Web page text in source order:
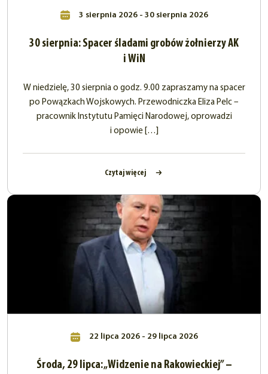
3 sierpnia 2026 - 30 sierpnia 2026
30 sierpnia: Spacer śladami grobów żołnierzy AK
i WiN
W niedzielę, 30 sierpnia o godz. 9.00 zapraszamy na spacer
po Powązkach Wojskowych. Przewodniczka Eliza Pelc –
pracownik Instytutu Pamięci Narodowej, oprowadzi
i opowie […]
Czytaj więcej
22 lipca 2026 - 29 lipca 2026
Środa, 29 lipca: „Widzenie na Rakowieckiej” –